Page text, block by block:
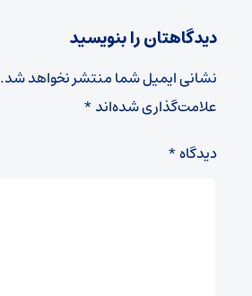
دیدگاهتان را بنویسید
نشانی ایمیل شما منتشر نخواهد شد.
علامت‌گذاری شده‌اند*
دیدگاه*